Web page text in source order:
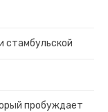
стамбульской
пробуждает